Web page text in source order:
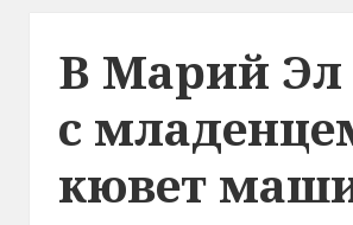
В Марий Эл
с
кювет